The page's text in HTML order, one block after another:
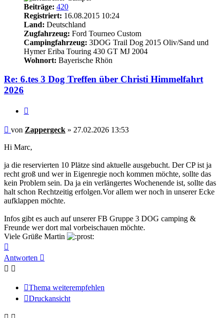
Beiträge: 420
Registriert: 16.08.2015 10:24
Land: Deutschland
Zugfahrzeug: Ford Tourneo Custom
Campingfahrzeug: 3DOG Trail Dog 2015 Oliv/Sand und
Hymer Eriba Touring 430 GT MJ 2004
Wohnort: Bayerische Rhön
Re: 6.tes 3 Dog Treffen über Christi Himmelfahrt
2026
Beitrag
von Zappergeck » 27.02.2026 13:53
Hi Marc,
ja die reservierten 10 Plätze sind aktuelle ausgebucht. Der CP ist ja
recht groß und wer in Eigenregie noch kommen möchte, sollte das
kein Problem sein. Da ja ein verlängertes Wochenende ist, sollte das
halt schon Rechtzeitig erfolgen.Vor allem wer noch in unserer Ecke
aufklappen möchte.
Infos gibt es auch auf unserer FB Gruppe 3 DOG camping &
Freunde wer dort mal vorbeischauen möchte.
Viele Grüße Martin
oben
Antworten
Thema weiterempfehlen
Druckansicht